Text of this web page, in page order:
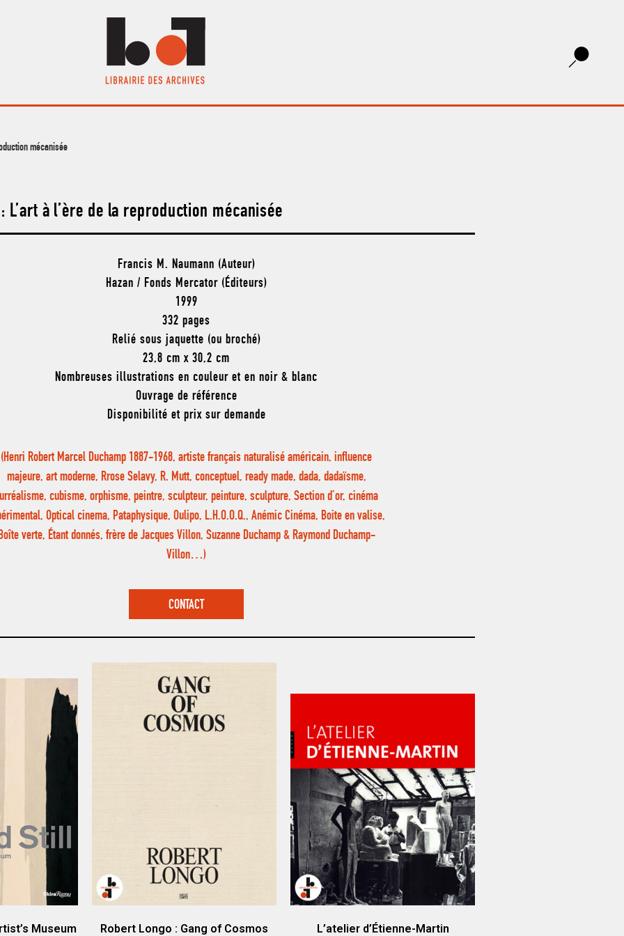
mécanisée
L’art à l’ère de la reproduction mécanisée
Francis M. Naumann (Auteur)
Hazan / Fonds Mercator (Éditeurs)
1999
332 pages
Relié sous jaquette (ou broché)
23,8 cm x 30,2 cm
Nombreuses illustrations en couleur et en noir & blanc
Ouvrage de référence
Disponibilité et prix sur demande
(Henri Robert Marcel Duchamp 1887-1968, artiste français naturalisé américain, influence
majeure, art moderne, Rrose Selavy, R. Mutt, conceptuel, ready made, dada, dadaïsme,
cubisme, orphisme, peintre, sculpteur, peinture, sculpture, Section d’or, cinéma
Optical cinema, Pataphysique, Oulipo, L.H.O.O.Q., Anémic Cinéma, Boite en valise,
verte, Étant donnés, frère de Jacques Villon, Suzanne Duchamp & Raymond Duchamp-
Villon…)
CONTACT
Museum Robert Longo : Gang of Cosmos L’atelier d’Étienne-Martin